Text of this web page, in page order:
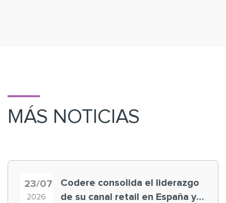
MÁS NOTICIAS
23/07
2026
Codere consolida el liderazgo
de su canal retail en España y